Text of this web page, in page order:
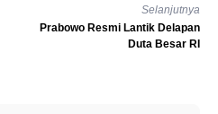
Selanjutnya
Prabowo Resmi Lantik Delapan
Duta Besar RI